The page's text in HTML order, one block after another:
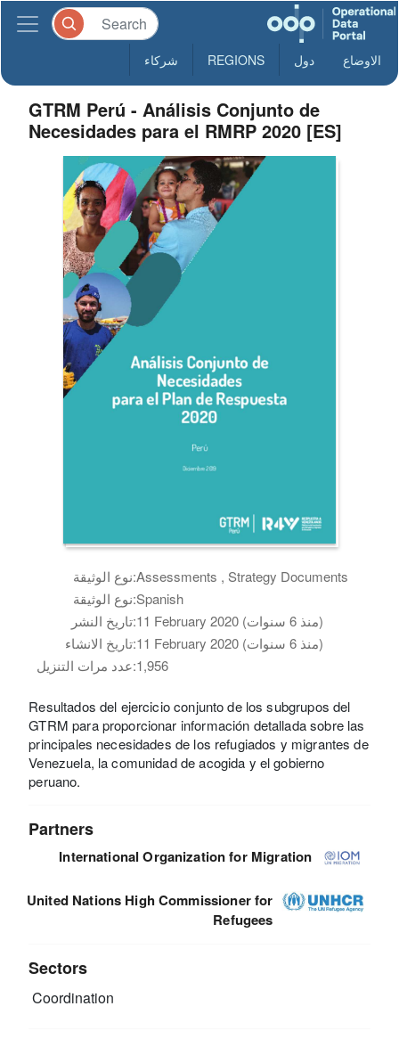
الاوضاع دول REGIONS شركاء
GTRM Perú - Análisis Conjunto de
Necesidades para el RMRP 2020 [ES]
نوع الوثيقة:Assessments , Strategy Documents
نوع الوثيقة:Spanish
تاريخ النشر:
11 February 2020 (منذ 6 سنوات)
تاريخ الانشاء:
11 February 2020 (منذ 6 سنوات)
عدد مرات التنزيل:1,956
Resultados del ejercicio conjunto de los subgrupos del
GTRM para proporcionar información detallada sobre las
principales necesidades de los refugiados y migrantes de
Venezuela, la comunidad de acogida y el gobierno
peruano.
Partners
International Organization for Migration
United Nations High Commissioner for
Refugees
Sectors
Coordination